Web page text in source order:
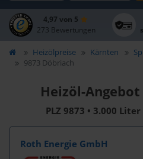
4,97 von 5
273 Bewertungen
Heizölpreise Kärnten
9873 Döbriach
Heizöl-
PLZ 9873 • 3.000
Roth Energie GmbH